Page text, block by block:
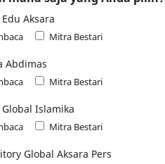
Aksara
Mitra Bestari
Abdimas
Mitra Bestari
Global Islamika
Mitra Bestari
Global Aksara Pers